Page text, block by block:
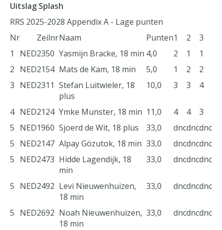
Uitslag Splash
RRS 2025-2028 Appendix A - Lage punten
Nr
ZeilnrNaam Punten1 2
3
1
NED2350 Yasmijn Bracke, 18 min 4,0 2 1
1
2 NED2154 Mats de Kam, 18 min 5,0 1 2
2
3 NED2311 Stefan Luitwieler, 18
plus
10,0 3 3 4
4 NED2124 Ymke Munster, 18 min 11,0 4 4
3
5 NED1960 Sjoerd de Wit, 18 plus 33,0 dncdncdnc
5 NED2147 Alpay Gözutok, 18 min 33,0 dncdncdnc
5 NED2473 Hidde Lagendijk, 18
min
33,0 dncdncdnc
5 NED2492 Levi Nieuwenhuizen,
18 min
33,0 dncdncdnc
5 NED2692 Noah Nieuwenhuizen,
18 min
33,0 dncdncdnc